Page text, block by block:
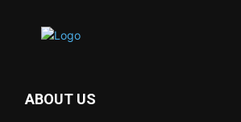
ABOUT US